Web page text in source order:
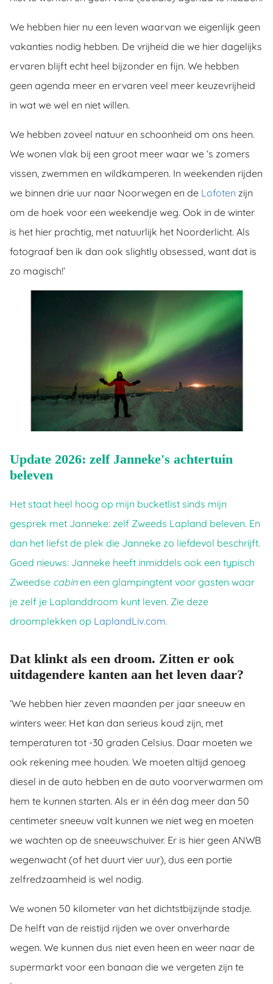
We hebben hier nu een leven waarvan we eigenlijk geen
vakanties nodig hebben. De vrijheid die we hier dagelijks
ervaren blijft echt heel bijzonder en fijn. We hebben
geen agenda meer en ervaren veel meer keuzevrijheid
in wat we wel en niet willen.
We hebben zoveel natuur en schoonheid om ons heen.
We wonen vlak bij een groot meer waar we ‘s zomers
vissen, zwemmen en wildkamperen. In weekenden rijden
we binnen drie uur naar Noorwegen en de Lofoten zijn
om de hoek voor een weekendje weg. Ook in de winter
is het hier prachtig, met natuurlijk het Noorderlicht. Als
fotograaf ben ik dan ook slightly obsessed, want dat is
zo magisch!’
Update 2026: zelf Janneke's achtertuin
beleven
Het staat heel hoog op mijn bucketlist sinds mijn
gesprek met Janneke: zelf Zweeds Lapland beleven. En
dan het liefst de plek die Janneke zo liefdevol beschrijft.
Goed nieuws: Janneke heeft inmiddels ook een typisch
Zweedse cabinen een glampingtent voor gasten waar
je zelf je Laplanddroom kunt leven. Zie deze
droomplekken op LaplandLiv.com.
Dat klinkt als een droom. Zitten er ook
uitdagendere kanten aan het leven daar?
‘We hebben hier zeven maanden per jaar sneeuw en
winters weer. Het kan dan serieus koud zijn, met
temperaturen tot -30 graden Celsius. Daar moeten we
ook rekening mee houden. We moeten altijd genoeg
diesel in de auto hebben en de auto voorverwarmen om
hem te kunnen starten. Als er in één dag meer dan 50
centimeter sneeuw valt kunnen we niet weg en moeten
we wachten op de sneeuwschuiver. Er is hier geen ANWB
wegenwacht (of het duurt vier uur), dus een portie
zelfredzaamheid is wel nodig.
We wonen 50 kilometer van het dichtstbijzijnde stadje.
De helft van de reistijd rijden we over onverharde
wegen. We kunnen dus niet even heen en weer naar de
supermarkt voor een banaan die we vergeten zijn te